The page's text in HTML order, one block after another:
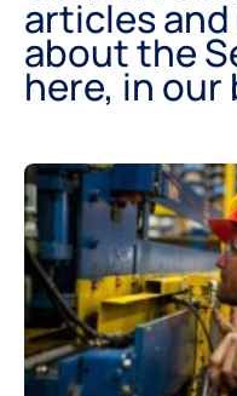
articles
about the
here, in our